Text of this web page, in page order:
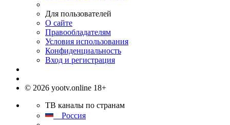
Для пользователей
О сайте
Правообладателям
Условия использования
Конфиденциальность
Вход и регистрация
© 2026 yootv.online 18+
ТВ каналы по странам
Россия